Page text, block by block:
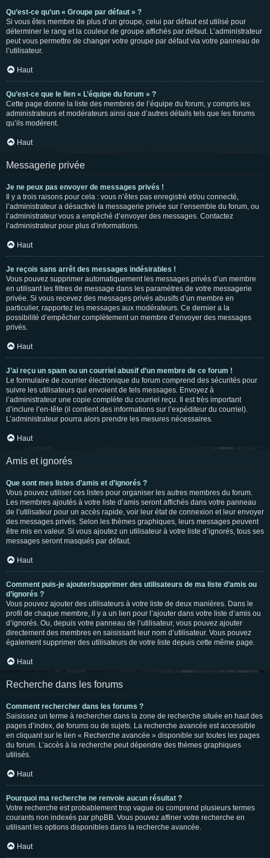
Qu’est-ce qu’un « Groupe par défaut » ?
Si vous êtes membre de plus d’un groupe, celui par défaut est utilisé pour
déterminer le rang et la couleur de groupe affichés par défaut. L’administrateur
peut vous permettre de changer votre groupe par défaut via votre panneau de
l’utilisateur.
Haut
Qu’est-ce que le lien « L’équipe du forum » ?
Cette page donne la liste des membres de l’équipe du forum, y compris les
administrateurs et modérateurs ainsi que d’autres détails tels que les forums
qu’ils modèrent.
Haut
Messagerie privée
Je ne peux pas envoyer de messages privés !
Il y a trois raisons pour cela : vous n’êtes pas enregistré et/ou connecté,
l’administrateur a désactivé la messagerie privée sur l’ensemble du forum, ou
l’administrateur vous a empêché d’envoyer des messages. Contactez
l’administrateur pour plus d’informations.
Haut
Je reçois sans arrêt des messages indésirables !
Vous pouvez supprimer automatiquement les messages privés d’un membre
en utilisant les filtres de message dans les paramètres de votre messagerie
privée. Si vous recevez des messages privés abusifs d’un membre en
particulier, rapportez les messages aux modérateurs. Ce dernier a la
possibilité d’empêcher complètement un membre d’envoyer des messages
privés.
Haut
J’ai reçu un spam ou un courriel abusif d’un membre de ce forum !
Le formulaire de courrier électronique du forum comprend des sécurités pour
suivre les utilisateurs qui envoient de tels messages. Envoyez à
l’administrateur une copie complète du courriel reçu. Il est très important
d’inclure l’en-tête (il contient des informations sur l’expéditeur du courriel).
L’administrateur pourra alors prendre les mesures nécessaires.
Haut
Amis et ignorés
Que sont mes listes d’amis et d’ignorés ?
Vous pouvez utiliser ces listes pour organiser les autres membres du forum.
Les membres ajoutés à votre liste d’amis seront affichés dans votre panneau
de l’utilisateur pour un accès rapide, voir leur état de connexion et leur envoyer
des messages privés. Selon les thèmes graphiques, leurs messages peuvent
être mis en valeur. Si vous ajoutez un utilisateur à votre liste d’ignorés, tous ses
messages seront masqués par défaut.
Haut
Comment puis-je ajouter/supprimer des utilisateurs de ma liste d’amis ou
d’ignorés ?
Vous pouvez ajouter des utilisateurs à votre liste de deux manières. Dans le
profil de chaque membre, il y a un lien pour l’ajouter dans votre liste d’amis ou
d’ignorés. Ou, depuis votre panneau de l’utilisateur, vous pouvez ajouter
directement des membres en saisissant leur nom d’utilisateur. Vous pouvez
également supprimer des utilisateurs de votre liste depuis cette même page.
Haut
Recherche dans les forums
Comment rechercher dans les forums ?
Saisissez un terme à rechercher dans la zone de recherche située en haut des
pages d’index, de forums ou de sujets. La recherche avancée est accessible
en cliquant sur le lien « Recherche avancée » disponible sur toutes les pages
du forum. L’accès à la recherche peut dépendre des thèmes graphiques
utilisés.
Haut
Pourquoi ma recherche ne renvoie aucun résultat ?
Votre recherche est probablement trop vague ou comprend plusieurs termes
courants non indexés par phpBB. Vous pouvez affiner votre recherche en
utilisant les options disponibles dans la recherche avancée.
Haut